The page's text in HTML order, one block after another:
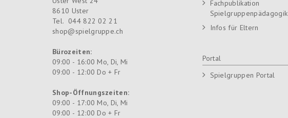
8610 Uster
Tel. 044 822 02 21
shop@spielgruppe.ch
Bürozeiten:
09:00 - 16:00 Mo, Di, Mi
09:00 - 12:00 Do + Fr
Shop-Öffnungszeiten:
09:00 - 17:00 Mo, Di, Mi
09:00 - 12:00 Do + Fr
Fachpublikation
Spielgruppenpädagogik
Infos für Eltern
Portal
Spielgruppen Portal